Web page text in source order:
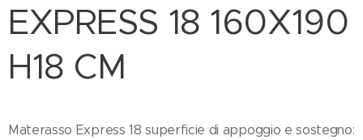
EXPRESS 18 160X190
H18 CM
Materasso Express 18 superficie di appoggio e sostegno: